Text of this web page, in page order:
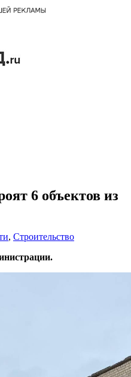
6 объектов из
, Строительство